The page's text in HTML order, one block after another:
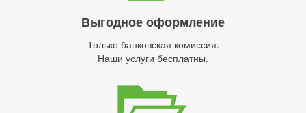
Выгодное оформление
Только банковская комиссия.
Наши услуги бесплатны.